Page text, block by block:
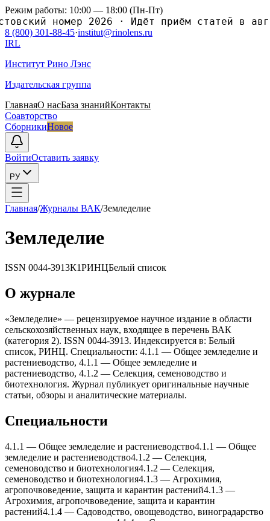
Режим работы: 10:00 — 18:00 (Пн-Пт)
номер 2026·Идёт приём статей в
8 (800) 301-88-45·institut@rinolens.ru
IRL
Институт Рино Лэнс
Издательская группа
ГлавнаяО насБаза знанийКонтакты
Соавторство
СборникиНовое
ВойтиОставить заявку
РУ
Главная/Журналы ВАК/Земледелие
Земледелие
ISSN 0044-3913К1РИНЦБелый список
О журнале
«Земледелие» — рецензируемое научное издание в области
сельскохозяйственных наук, входящее в перечень ВАК
(категория 2). ISSN 0044-3913. Индексируется в: Белый
список, РИНЦ. Специальности: 4.1.1 — Общее земледелие и
растениеводство, 4.1.1 — Общее земледелие и
растениеводство, 4.1.2 — Селекция, семеноводство и
биотеxнология. Журнал публикует оригинальные научные
статьи, обзоры и аналитические материалы.
Специальности
4.1.1 — Общее земледелие и растениеводство4.1.1 — Общее
земледелие и растениеводство4.1.2 — Селекция,
семеноводство и биотеxнология4.1.2 — Селекция,
семеноводство и биотеxнология4.1.3 — Агроxимия,
агропочвоведение, защита и карантин растений4.1.3 —
Агроxимия, агропочвоведение, защита и карантин
растений4.1.4 — Садоводство, овощеводство, виноградарство